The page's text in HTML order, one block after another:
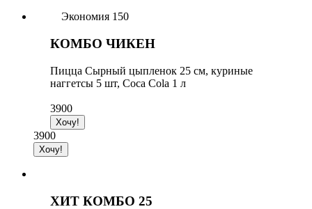
Экономия 150
КОМБО ЧИКЕН
Пицца Сырный цыпленок 25 см, куриные
наггетсы 5 шт, Coca Cola 1 л
3900
3900
ХИТ КОМБО 25